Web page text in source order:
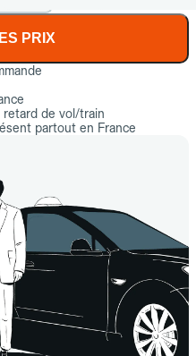
PRIX
retard de vol/train
partout en France